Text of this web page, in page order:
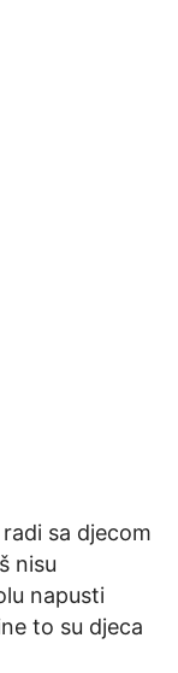
sa djecom
nisu
napusti
to su djeca